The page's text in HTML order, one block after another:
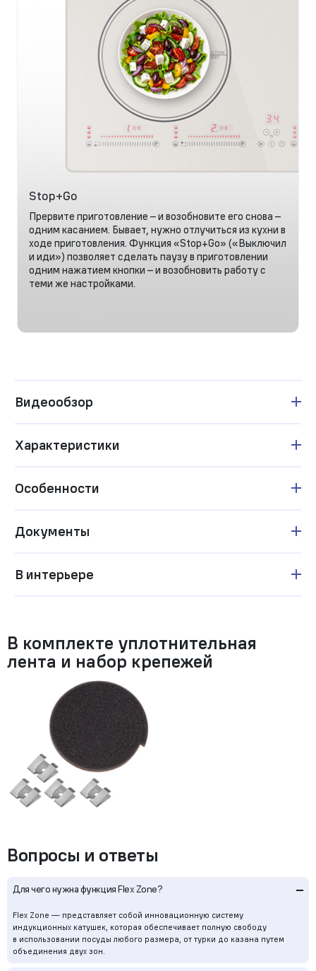
Stop+Go
Прервите приготовление – и возобновите его снова –
одним касанием. Бывает, нужно отлучиться из кухни в
ходе приготовления. Функция «Stop+Go» («Выключил
и иди») позволяет сделать паузу в приготовлении
одним нажатием кнопки – и возобновить работу с
теми же настройками.
Видеообзор
Характеристики
Особенности
Документы
В интерьере
В комплекте уплотнительная
лента и набор крепежей
Вопросы и ответы
Для чего нужна функция Flex Zone? –
Flex Zone — представляет собой инновационную систему
индукционных катушек, которая обеспечивает полную свободу
в использовании посуды любого размера, от турки до казана путем
объединения двух зон.